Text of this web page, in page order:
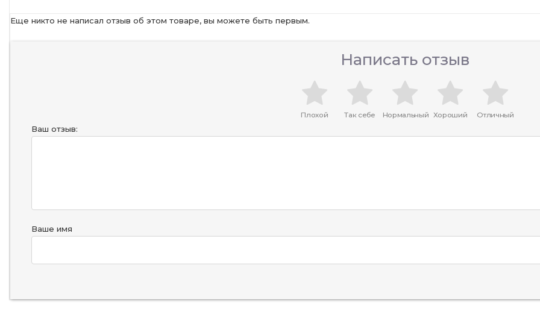
Еще никто не написал отзыв об этом товаре, вы можете быть первым.
Написать отзыв
Плохой Так себе Нормальный Хороший Отличный
Ваш отзыв:
Ваше имя